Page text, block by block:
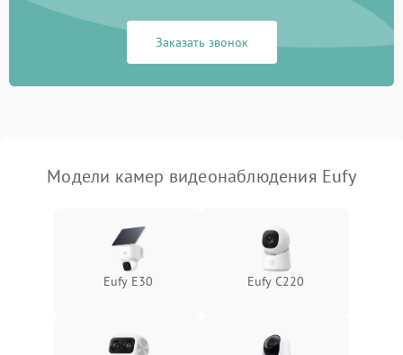
Заказать звонок
Модели камер видеонаблюдения Eufy
Eufy E30 Eufy C220